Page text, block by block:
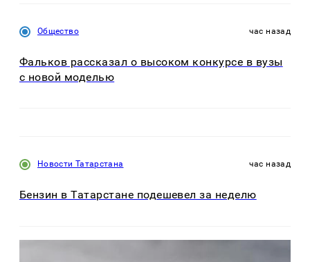
Общество час назад
Фальков рассказал о высоком конкурсе в вузы
с новой моделью
Новости Татарстана час назад
Бензин в Татарстане подешевел за неделю